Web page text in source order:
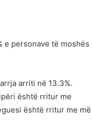
e personave të moshës
arriti në 13.3%.
është rritur me
është rritur me më